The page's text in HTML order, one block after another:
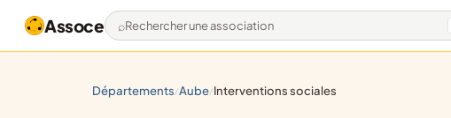
Assoce Rechercher une association
départements/ aube/ interventions sociales